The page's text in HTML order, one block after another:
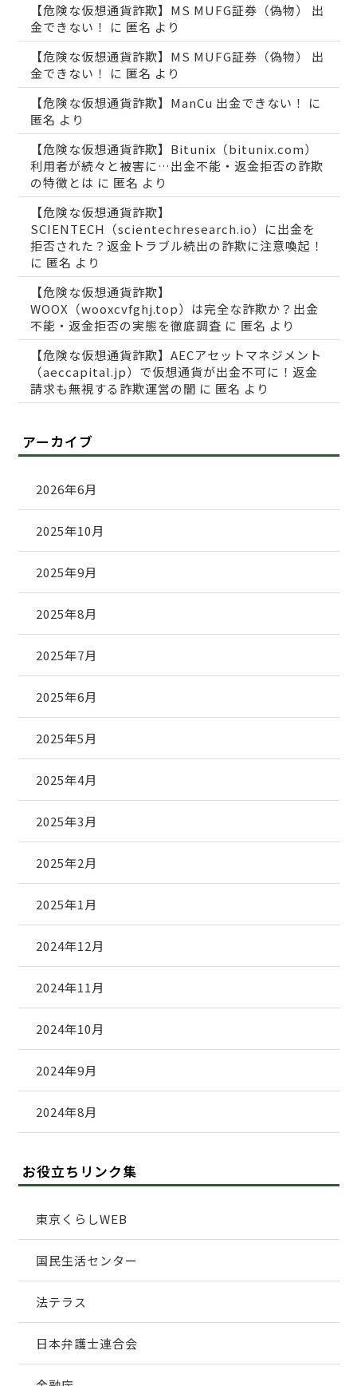
【危険な仮想通貨詐欺】MS MUFG証券（偽物） 出
金できない！
に 匿名 より
【危険な仮想通貨詐欺】MS MUFG証券（偽物） 出
金できない！
に 匿名 より
【危険な仮想通貨詐欺】ManCu 出金できない！
に
匿名 より
【危険な仮想通貨詐欺】Bitunix（bitunix.com）
利用者が続々と被害に…出金不能・返金拒否の詐欺
の特徴とは に 匿名 より
【危険な仮想通貨詐欺】
SCIENTECH（scientechresearch.io）に出金を
拒否された？返金トラブル続出の詐欺に注意喚起！
に 匿名 より
【危険な仮想通貨詐欺】
WOOX（wooxcvfghj.top）は完全な詐欺か？出金
不能・返金拒否の実態を徹底調査 に 匿名 より
【危険な仮想通貨詐欺】AECアセットマネジメント
（aeccapital.jp）で仮想通貨が出金不可に！返金
請求も無視する詐欺運営の闇 に 匿名 より
アーカイブ
2026年6月
2025年10月
2025年9月
2025年8月
2025年7月
2025年6月
2025年5月
2025年4月
2025年3月
2025年2月
2025年1月
2024年12月
2024年11月
2024年10月
2024年9月
2024年8月
お役立ちリンク集
東京くらしWEB
国民生活センター
法テラス
日本弁護士連合会